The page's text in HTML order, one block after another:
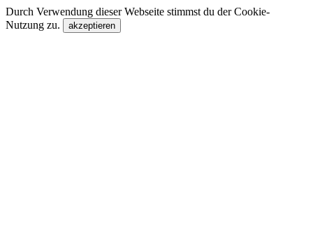
Durch Verwendung dieser Webseite stimmst du der Cookie-
Nutzung zu.